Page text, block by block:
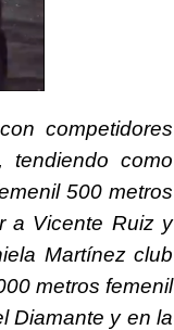
competidores
como
500 metros
a Vicente Ruiz y
Martínez club
metros femenil
Diamante y en la